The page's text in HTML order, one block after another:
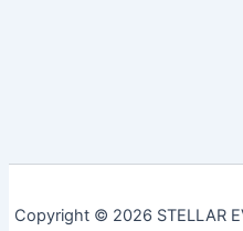
Copyright © 2026 STELLAR